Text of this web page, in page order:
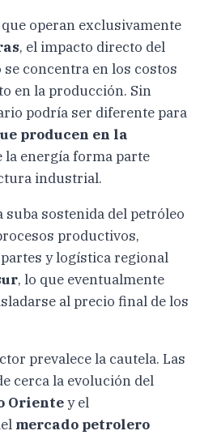
operan exclusivamente
, el impacto directo del
concentra en los costos
en la producción. Sin
podría ser diferente para
producen en la
la energía forma parte
industrial.
suba sostenida del petróleo
productivos,
y logística regional
, lo que eventualmente
al precio final de los
prevalece la cautela. Las
cerca la evolución del
Orientey el
mercado petrolero